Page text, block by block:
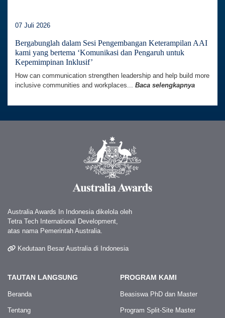
07 Juli 2026
Bergabunglah dalam Sesi Pengembangan Keterampilan AAI
kami yang bertema ‘Komunikasi dan Pengaruh untuk
Kepemimpinan Inklusif’
How can communication strengthen leadership and help build more
inclusive communities and workplaces... Baca selengkapnya
Australia Awards In Indonesia dikelola oleh
Tetra Tech International Development,
atas nama Pemerintah Australia.
Kedutaan Besar Australia di Indonesia
TAUTAN LANGSUNG
Beranda
Tentang
PROGRAM KAMI
Beasiswa PhD dan Master
Program Split-Site Master